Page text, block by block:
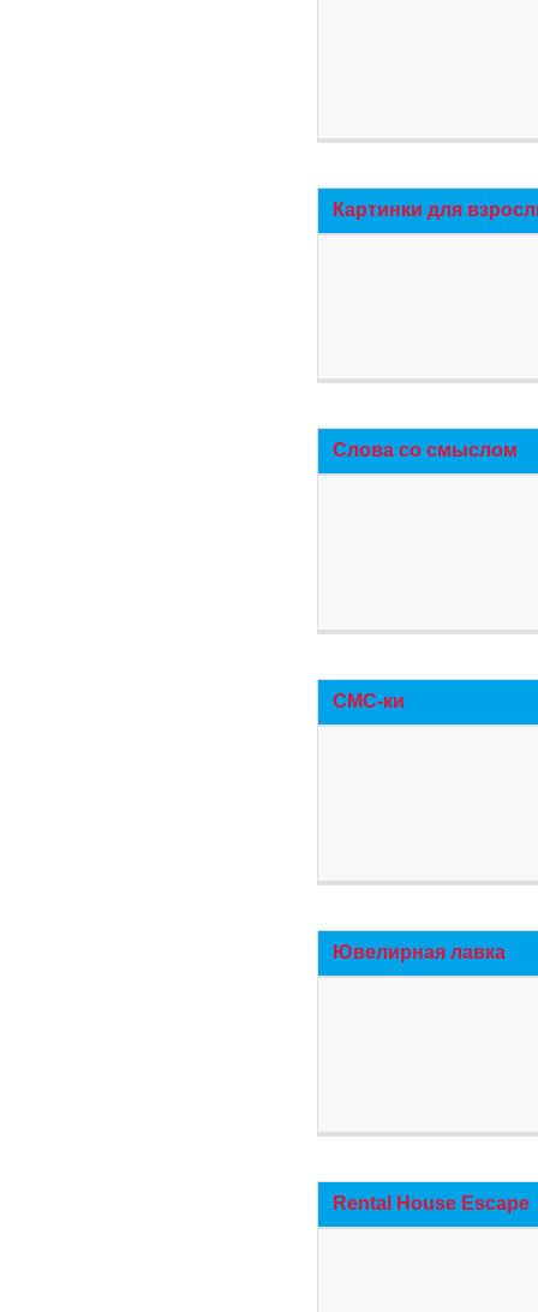
Картинки для
Слова со смыслом
СМС-ки
Ювелирная лавка
Rental House Escape